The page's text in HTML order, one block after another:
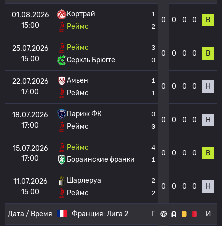
01.08.2026
15:00
Кортрай
Реймс
1
2
0 0 0 0 В
25.07.2026
15:00
Реймс
Серкль Брюгге
3
0
0 0 0 0 В
22.07.2026
17:00
Амьен
Реймс
1
1
0 0 0 0 Н
18.07.2026
17:00
Париж ФК
Реймс
0
0
0 0 0 0 Н
15.07.2026
17:00
Реймс
Бораинские франки
4
1
0 0 0 0 В
11.07.2026
15:00
Шарлеруа
Реймс
2
2
0 0 0 0 Н
Дата / Время Франция: Лига 2 Г И